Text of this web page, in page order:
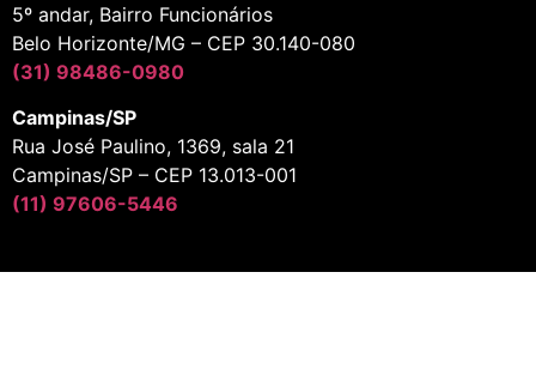
5º andar, Bairro Funcionários
Belo Horizonte/MG – CEP 30.140-080
(31) 98486-0980
Campinas/SP
Rua José Paulino, 1369, sala 21
Campinas/SP – CEP 13.013-001
(11) 97606-5446